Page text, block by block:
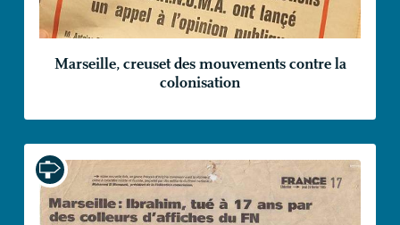
Marseille, creuset des mouvements contre la
colonisation